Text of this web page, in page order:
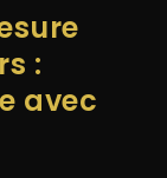
:
avec